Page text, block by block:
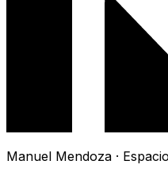
Manuel Mendoza ·